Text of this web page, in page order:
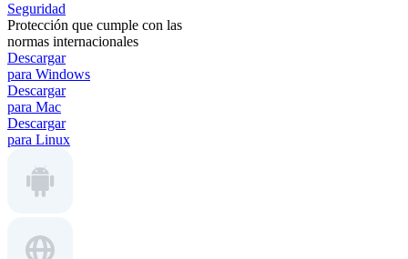
Seguridad
Protección que cumple con las
normas internacionales
Descargar
para Windows
Descargar
para Mac
Descargar
para Linux